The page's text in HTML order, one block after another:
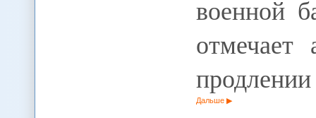
военной
Дальше